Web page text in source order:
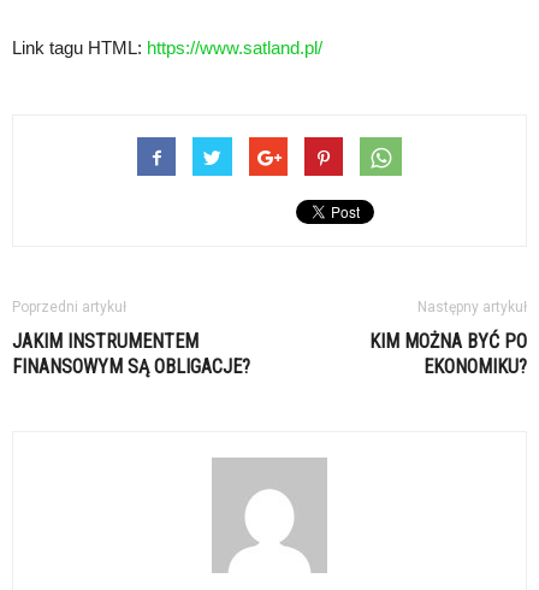
Link tagu HTML: https://www.satland.pl/
Poprzedni artykuł
JAKIM INSTRUMENTEM
FINANSOWYM SĄ OBLIGACJE?
Następny artykuł
KIM MOŻNA BYĆ PO
EKONOMIKU?